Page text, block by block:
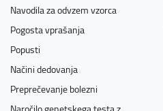
Navodila za odvzem vzorca
Pogosta vprašanja
Popusti
Načini dedovanja
Preprečevanje bolezni